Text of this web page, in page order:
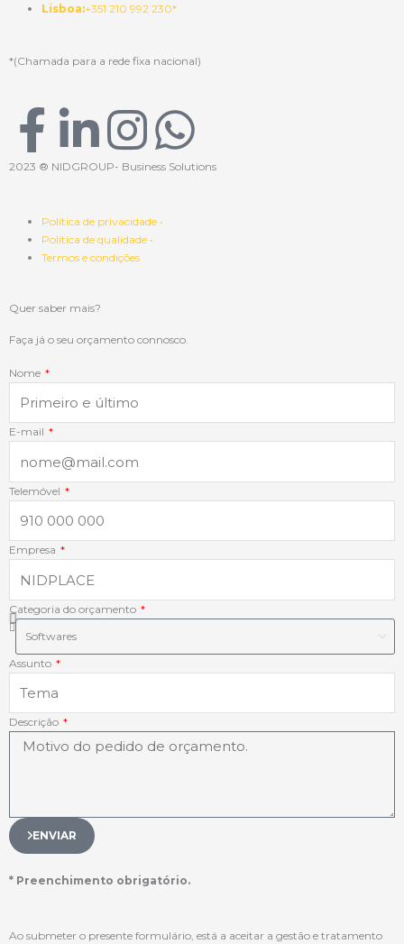
Lisboa:+351 210 992 230*
*(Chamada para a rede fixa nacional)
F
a
c
e
b
o
o
k
-
f
L
i
n
k
e
d
i
n
-
i
n
I
n
s
t
g
r
a
m
W
h
a
p
p
2023 ® NIDGROUP- Business Solutions
Política de privacidade •
Política de qualidade •
Termos e condições
Quer saber mais?
Faça já o seu orçamento connosco.
Nome
E-mail
Telemóvel
Empresa
Categoria do orçamento
Assunto
Descrição
ENVIAR
* Preenchimento obrigatório.
Ao submeter o presente formulário, está a aceitar a gestão e tratamento